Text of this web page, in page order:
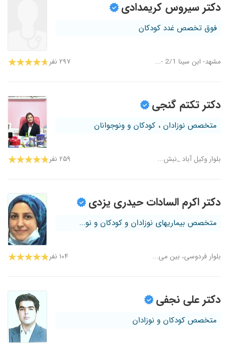
دکتر سیروس کریمدادی
فوق تخصص غدد کودکان
مشهد- ابن سینا 2/1 -... ۲۹۷ نفر
دکتر تکتم گنجی
متخصص نوزادان ، کودکان و ونوجوانان
بلوار وکیل آباد _نبش... ۲۵۹ نفر
دکتر اکرم السادات حیدری یزدی
متخصص بیماریهای نوزادان و کودکان و نو...
بلوار فردوسی، بین می... ۱۰۴ نفر
دکتر علی نجفی
متخصص کودکان و نوزادان